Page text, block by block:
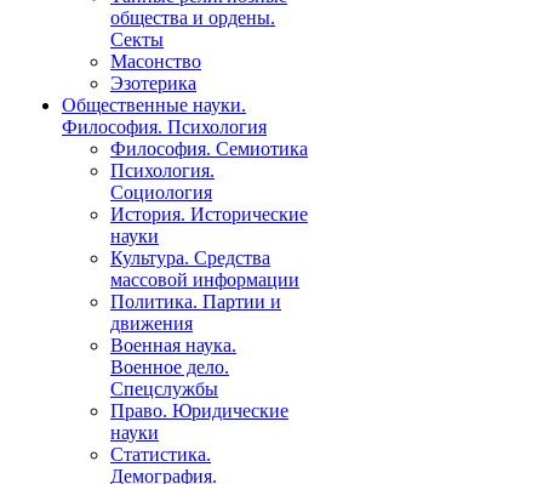
общества и ордены.
Секты
Масонство
Эзотерика
Общественные науки.
Философия. Психология
Философия. Семиотика
Психология.
Социология
История. Исторические
науки
Культура. Средства
массовой информации
Политика. Партии и
движения
Военная наука.
Военное дело.
Спецслужбы
Право. Юридические
науки
Статистика.
Демография.